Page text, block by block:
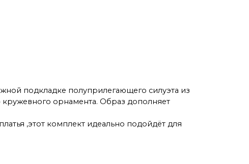
подкладке полуприлегающего силуэта из
орнамента. Образ дополняет
,этот комплект идеально подойдёт для